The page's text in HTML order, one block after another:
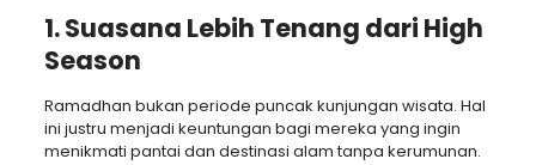
1. Suasana Lebih Tenang dari High
Season
Ramadhan bukan periode puncak kunjungan wisata. Hal
ini justru menjadi keuntungan bagi mereka yang ingin
menikmati pantai dan destinasi alam tanpa kerumunan.